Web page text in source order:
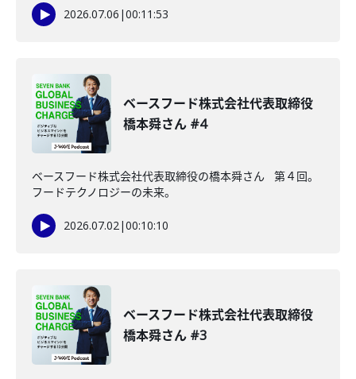
2026.07.06 |00:11:53
ベースフード株式会社代表取締役
橋本舜さん #4
ベースフード株式会社代表取締役の橋本舜さん 第４回。
フードテクノロジーの未来。
2026.07.02|00:10:10
ベースフード株式会社代表取締役
橋本舜さん #3